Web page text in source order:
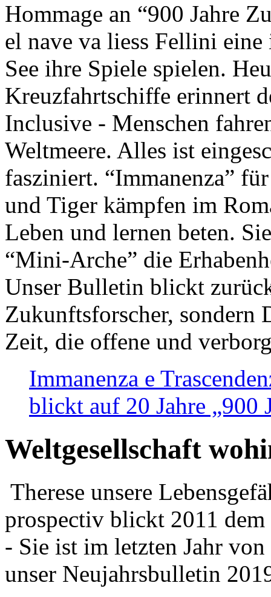
Hommage an “900 Jahre
el nave va liess Fellini
See ihre Spiele spielen.
Kreuzfahrtschiffe erinnert
Inclusive - Menschen
Weltmeere. Alles ist
fasziniert. “Immanenza”
und Tiger kämpfen im
Leben und lernen beten.
“Mini-Arche” die
Unser Bulletin blickt
Zukunftsforscher, sondern
Zeit, die offene und
Immanenza e
blickt auf 20 Jahre „900
Weltgesellschaft
Therese unsere
prospectiv blickt 2011
- Sie ist im letzten Jahr
unser Neujahrsbulletin